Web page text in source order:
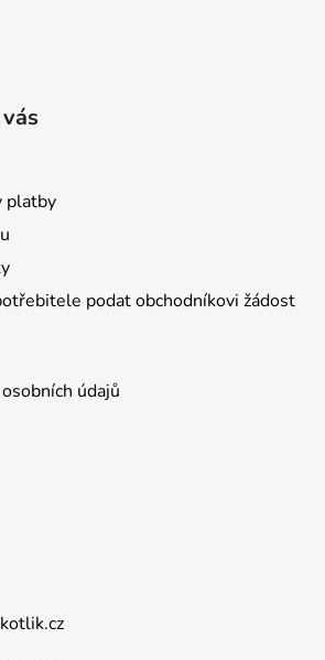
platby
podat obchodníkovi žádost
údajů